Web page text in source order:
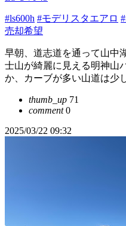
#ls600h #モデリスタエアロ
売却希望
早朝、道志道を通って山中
士山が綺麗に見える明神山
か、カーブが多い山道は少
thumb_up 71
comment0
2025/03/22 09:32